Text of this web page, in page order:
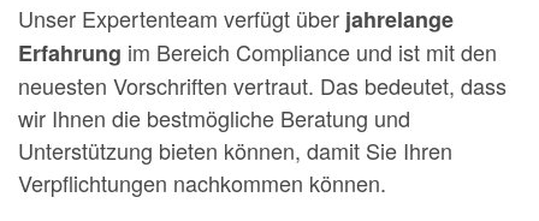
Unser Expertenteam verfügt über jahrelange
Erfahrung im Bereich Compliance und ist mit den
neuesten Vorschriften vertraut. Das bedeutet, dass
wir Ihnen die bestmögliche Beratung und
Unterstützung bieten können, damit Sie Ihren
Verpflichtungen nachkommen können.